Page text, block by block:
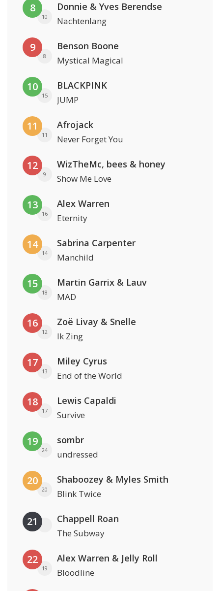
8
10
Donnie & Yves Berendse
Nachtenlang
9
8
Benson Boone
Mystical Magical
10
15
BLACKPINK
JUMP
11
11
Afrojack
Never Forget You
12
9
WizTheMc, bees & honey
Show Me Love
13
16
Alex Warren
Eternity
14
14
Sabrina Carpenter
Manchild
15
18
Martin Garrix & Lauv
MAD
16
12
Zoë Livay & Snelle
Ik Zing
17
13
Miley Cyrus
End of the World
18
17
Lewis Capaldi
Survive
19
24
sombr
undressed
20
20
Shaboozey & Myles Smith
Blink Twice
21 Chappell Roan
The Subway
22
19
Alex Warren & Jelly Roll
Bloodline